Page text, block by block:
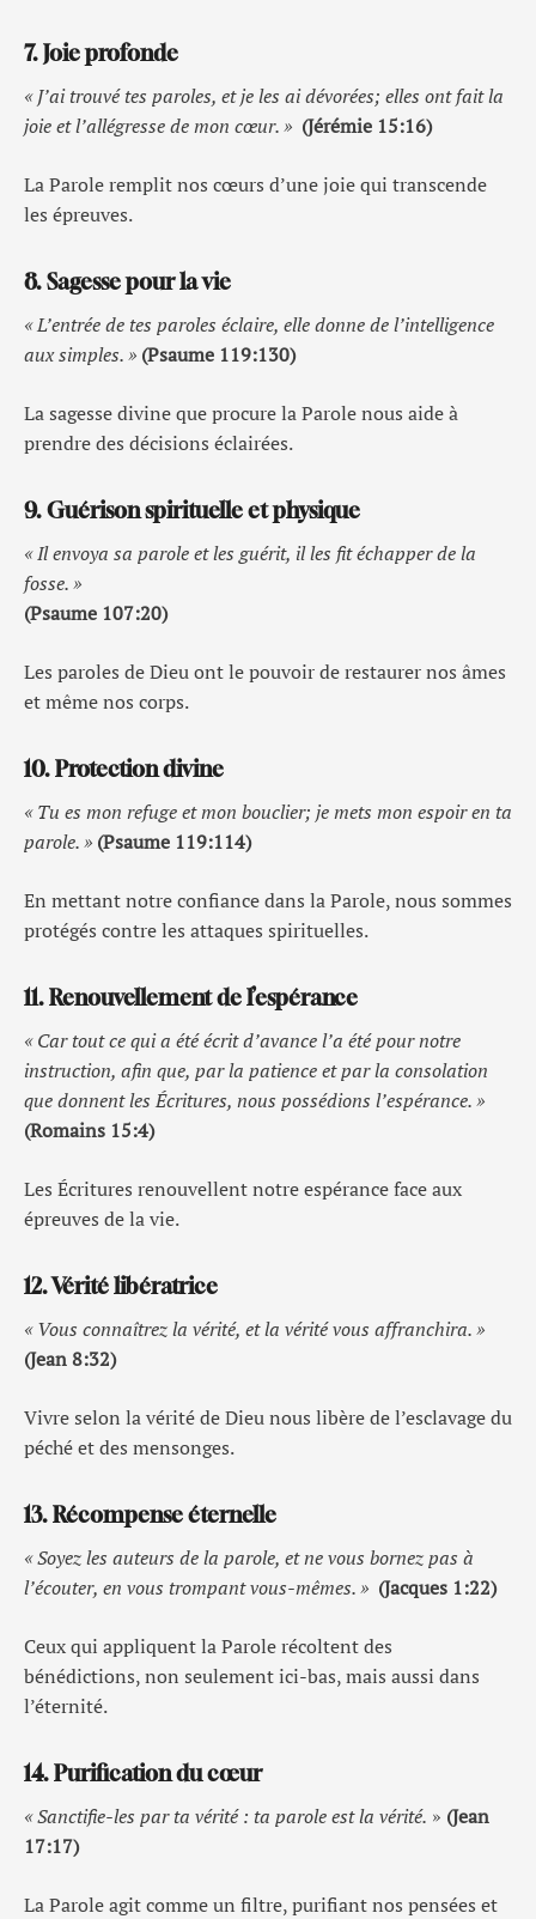
7. Joie profonde
« J’ai trouvé tes paroles, et je les ai dévorées; elles ont fait la
joie et l’allégresse de mon cœur. » (Jérémie 15:16)
La Parole remplit nos cœurs d’une joie qui transcende
les épreuves.
8. Sagesse pour la vie
« L’entrée de tes paroles éclaire, elle donne de l’intelligence
aux simples. » (Psaume 119:130)
La sagesse divine que procure la Parole nous aide à
prendre des décisions éclairées.
9. Guérison spirituelle et physique
« Il envoya sa parole et les guérit, il les fit échapper de la
fosse. »
(Psaume 107:20)
Les paroles de Dieu ont le pouvoir de restaurer nos âmes
et même nos corps.
10. Protection divine
« Tu es mon refuge et mon bouclier; je mets mon espoir en ta
parole. » (Psaume 119:114)
En mettant notre confiance dans la Parole, nous sommes
protégés contre les attaques spirituelles.
11. Renouvellement de l’espérance
« Car tout ce qui a été écrit d’avance l’a été pour notre
instruction, afin que, par la patience et par la consolation
que donnent les Écritures, nous possédions l’espérance. »
(Romains 15:4)
Les Écritures renouvellent notre espérance face aux
épreuves de la vie.
12. Vérité libératrice
« Vous connaîtrez la vérité, et la vérité vous affranchira. »
(Jean 8:32)
Vivre selon la vérité de Dieu nous libère de l’esclavage du
péché et des mensonges.
13. Récompense éternelle
« Soyez les auteurs de la parole, et ne vous bornez pas à
l’écouter, en vous trompant vous-mêmes. » (Jacques 1:22)
Ceux qui appliquent la Parole récoltent des
bénédictions, non seulement ici-bas, mais aussi dans
l’éternité.
14. Purification du cœur
« Sanctifie-les par ta vérité : ta parole est la vérité. » (Jean
17:17)
La Parole agit comme un filtre, purifiant nos pensées et